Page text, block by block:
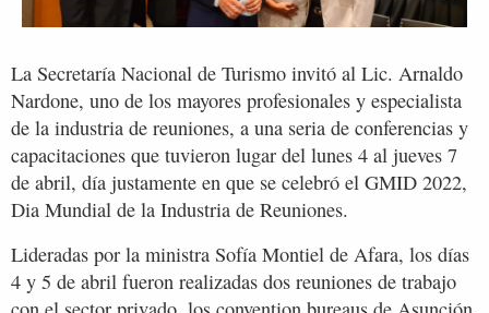
La Secretaría Nacional de Turismo invitó al Lic. Arnaldo
Nardone, uno de los mayores profesionales y especialista
de la industria de reuniones, a una seria de conferencias y
capacitaciones que tuvieron lugar del lunes 4 al jueves 7
de abril, día justamente en que se celebró el GMID 2022,
Dia Mundial de la Industria de Reuniones.
Lideradas por la ministra Sofía Montiel de Afara, los días
4 y 5 de abril fueron realizadas dos reuniones de trabajo